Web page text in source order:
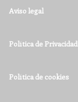
Aviso legal
Política de Privacidad
Política de cookies